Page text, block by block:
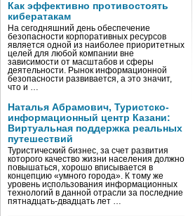
Как эффективно противостоять
кибератакам
На сегодняшний день обеспечение
безопасности корпоративных ресурсов
является одной из наиболее приоритетных
целей для любой компании вне
зависимости от масштабов и сферы
деятельности. Рынок информационной
безопасности развивается, а это значит,
что и …
Наталья Абрамович, Туристско-
информационный центр Казани:
Виртуальная поддержка реальных
путешествий
Туристический бизнес, за счет развития
которого качество жизни населения должно
повышаться, хорошо вписывается в
концепцию «умного города». К тому же
уровень использования информационных
технологий в данной отрасли за последние
пятнадцать-двадцать лет …